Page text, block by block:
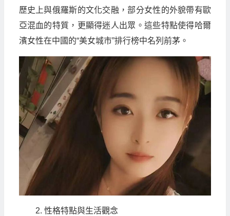
歷史上與俄羅斯的文化交融，部分女性的外貌帶有歐
亞混血的特質，更顯得迷人出眾。這些特點使得哈爾
濱女性在中國的“美女城市”排行榜中名列前茅。
2. 性格特點與生活觀念